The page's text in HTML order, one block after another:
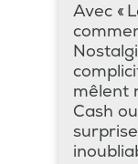
Avec «
mêlent
Cash